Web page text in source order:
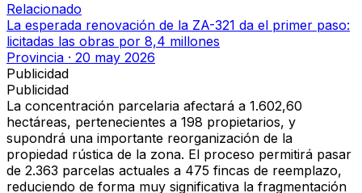
Relacionado
La esperada renovación de la ZA-321 da el primer paso:
licitadas las obras por 8,4 millones
Provincia · 20 may 2026
Publicidad
Publicidad
La concentración parcelaria afectará a 1.602,60
hectáreas, pertenecientes a 198 propietarios, y
supondrá una importante reorganización de la
propiedad rústica de la zona. El proceso permitirá pasar
de 2.363 parcelas actuales a 475 fincas de reemplazo,
reduciendo de forma muy significativa la fragmentación